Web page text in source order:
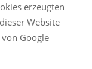
erzeugten
Website
Google